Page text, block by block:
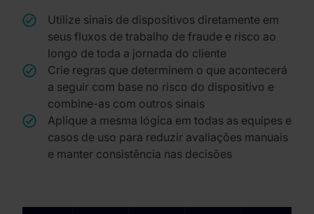
Utilize sinais de dispositivos diretamente em
seus fluxos de trabalho de fraude e risco ao
longo de toda a jornada do cliente
Crie regras que determinem o que acontecerá
a seguir com base no risco do dispositivo e
combine-as com outros sinais
Aplique a mesma lógica em todas as equipes e
casos de uso para reduzir avaliações manuais
e manter consistência nas decisões